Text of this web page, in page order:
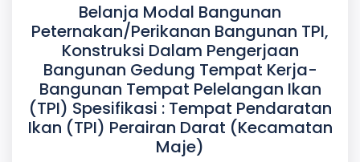
Belanja Modal Bangunan
Peternakan/Perikanan Bangunan TPI,
Konstruksi Dalam Pengerjaan
Bangunan Gedung Tempat Kerja-
Bangunan Tempat Pelelangan Ikan
(TPI) Spesifikasi : Tempat Pendaratan
Ikan (TPI) Perairan Darat (Kecamatan
Maje)